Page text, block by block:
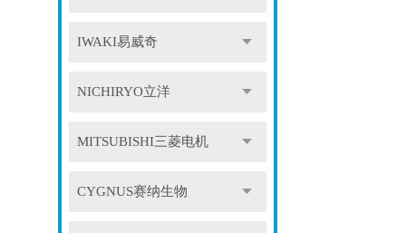
IWAKI易威奇
NICHIRYO立洋
MITSUBISHI三菱电机
CYGNUS赛纳生物